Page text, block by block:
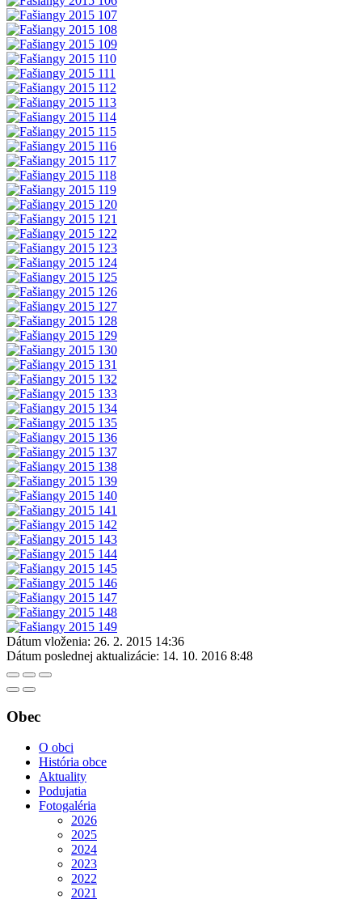
Dátum vloženia: 26. 2. 2015 14:36
Dátum poslednej aktualizácie: 14. 10. 2016 8:48
Obec
O obci
História obce
Aktuality
Podujatia
Fotogaléria
2026
2025
2024
2023
2022
2021